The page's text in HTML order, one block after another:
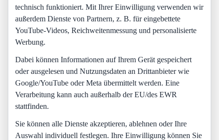
technisch funktioniert. Mit Ihrer Einwilligung verwenden wir
außerdem Dienste von Partnern, z. B. für eingebettete
YouTube-Videos, Reichweitenmessung und personalisierte
Werbung.
Dabei können Informationen auf Ihrem Gerät gespeichert
oder ausgelesen und Nutzungsdaten an Drittanbieter wie
Google/YouTube oder Meta übermittelt werden. Eine
Verarbeitung kann auch außerhalb der EU/des EWR
stattfinden.
Sie können alle Dienste akzeptieren, ablehnen oder Ihre
Auswahl individuell festlegen. Ihre Einwilligung können Sie